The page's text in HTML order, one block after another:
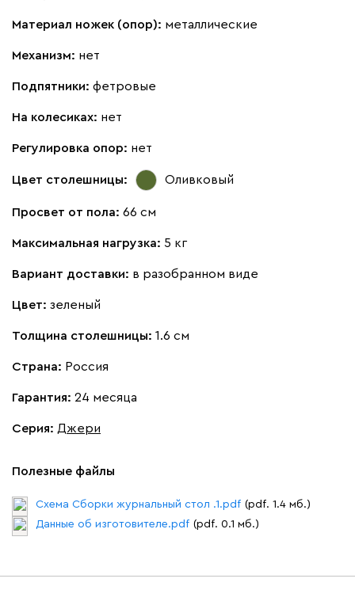
Материал ножек (опор): металлические
Механизм: нет
Подпятники: фетровые
На колесиках: нет
Регулировка опор: нет
Цвет столешницы: Оливковый
Просвет от пола: 66 см
Максимальная нагрузка: 5 кг
Вариант доставки: в разобранном виде
Цвет: зеленый
Толщина столешницы: 1.6 см
Страна: Россия
Гарантия: 24 месяца
Серия: Джери
Полезные файлы
Схема Сборки журнальный стол .1.pdf (pdf. 1.4 мб.)
Данные об изготовителе.pdf (pdf. 0.1 мб.)